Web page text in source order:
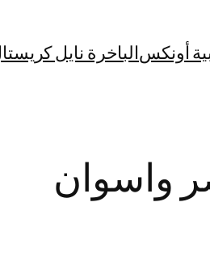
أونكسالباخرة نايل
واسوان